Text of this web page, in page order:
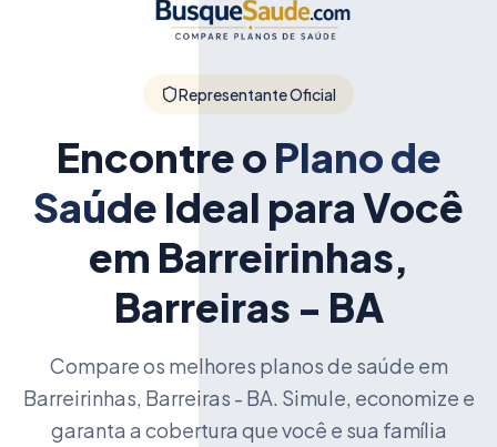
Representante Oficial
Encontre o Plano de
Saúde Ideal para Você
em Barreirinhas,
Barreiras - BA
Compare os melhores planos de saúde em
Barreirinhas, Barreiras - BA. Simule, economize e
garanta a cobertura que você e sua família